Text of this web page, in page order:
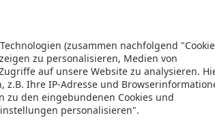
werden – das spart Zeit und Geld. Nutzen